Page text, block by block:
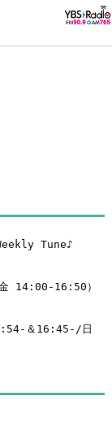
Tune♪
金 14:00-16:50）
＆16:45-/日